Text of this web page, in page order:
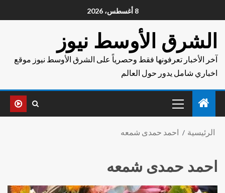
8 أغسطس، 2026
الشرق الأوسط نيوز
آخر الأخبار تعرفونها فقط وحصرياً على الشرق الأوسط نيوز موقع
اخباري شامل يدور حول العالم
الرئيسية احمد حمدى شمعه
احمد حمدى شمعه